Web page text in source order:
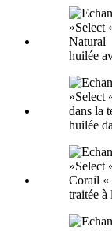
huilée
huilée
traitée à